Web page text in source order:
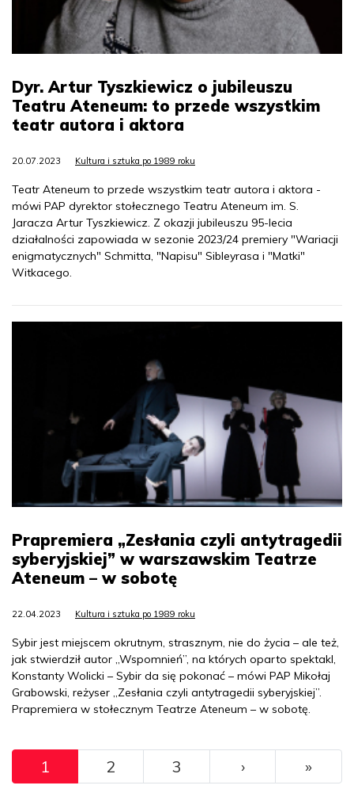
Dyr. Artur Tyszkiewicz o jubileuszu
Teatru Ateneum: to przede wszystkim
teatr autora i aktora
20.07.2023 Kultura i sztuka po 1989 roku
Teatr Ateneum to przede wszystkim teatr autora i aktora -
mówi PAP dyrektor stołecznego Teatru Ateneum im. S.
Jaracza Artur Tyszkiewicz. Z okazji jubileuszu 95-lecia
działalności zapowiada w sezonie 2023/24 premiery "Wariacji
enigmatycznych" Schmitta, "Napisu" Sibleyrasa i "Matki"
Witkacego.
Prapremiera „Zesłania czyli antytragedii
syberyjskiej” w warszawskim Teatrze
Ateneum – w sobotę
22.04.2023 Kultura i sztuka po 1989 roku
Sybir jest miejscem okrutnym, strasznym, nie do życia – ale też,
jak stwierdził autor „Wspomnień”, na których oparto spektakl,
Konstanty Wolicki – Sybir da się pokonać – mówi PAP Mikołaj
Grabowski, reżyser „Zesłania czyli antytragedii syberyjskiej”.
Prapremiera w stołecznym Teatrze Ateneum – w sobotę.
Pagination
1 2 3 ››› »